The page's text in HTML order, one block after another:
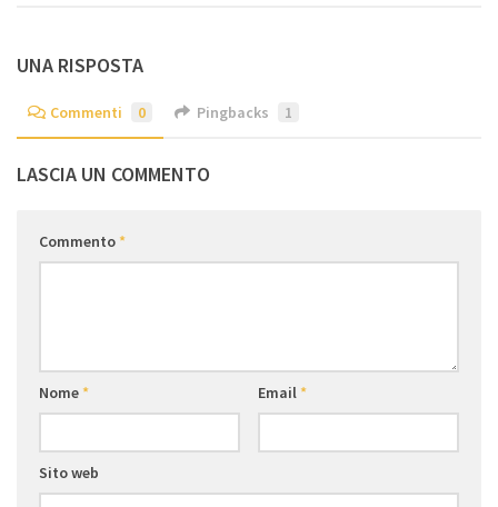
UNA RISPOSTA
Commenti 0 Pingbacks 1
LASCIA UN COMMENTO
Commento*
Nome* Email*
Sito web